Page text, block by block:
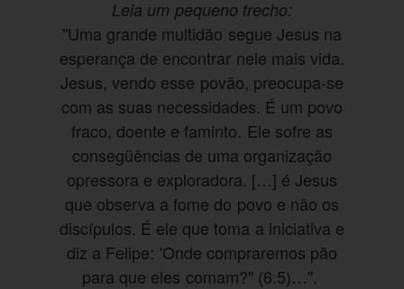
Leia um pequeno trecho:
"Uma grande multidão segue Jesus na
esperança de encontrar nele mais vida.
Jesus, vendo esse povão, preocupa-se
com as suas necessidades. É um povo
fraco, doente e faminto. Ele sofre as
consegüências de uma organização
opressora e exploradora. […] é Jesus
que observa a fome do povo e não os
discípulos. É ele que toma a iniciativa e
diz a Felipe: 'Onde compraremos pão
para que eles comam?" (6.5)…".